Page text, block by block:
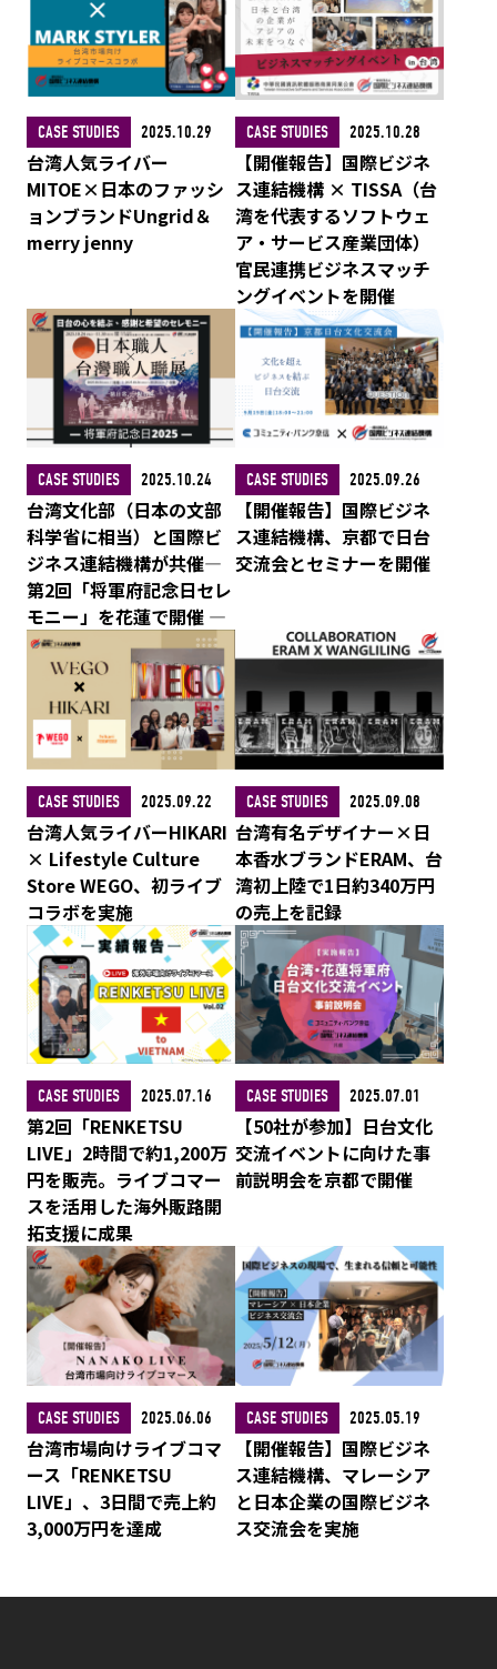
CASE STUDIES 2025.10.29
台湾人気ライバー
MITOE×日本のファッシ
ョンブランドUngrid＆
merry jenny
CASE STUDIES 2025.10.28
【開催報告】国際ビジネ
ス連結機構 × TISSA（台
湾を代表するソフトウェ
ア・サービス産業団体）
官民連携ビジネスマッチ
ングイベントを開催
CASE STUDIES 2025.10.24
台湾文化部（日本の文部
科学省に相当）と国際ビ
ジネス連結機構が共催―
第2回「将軍府記念日セレ
モニー」を花蓮で開催 ―
CASE STUDIES 2025.09.26
【開催報告】国際ビジネ
ス連結機構、京都で日台
交流会とセミナーを開催
CASE STUDIES 2025.09.22
台湾人気ライバーHIKARI
× Lifestyle Culture
Store WEGO、初ライブ
コラボを実施
CASE STUDIES 2025.09.08
台湾有名デザイナー×日
本香水ブランドERAM、台
湾初上陸で1日約340万円
の売上を記録
CASE STUDIES 2025.07.16
第2回「RENKETSU
LIVE」2時間で約1,200万
円を販売。ライブコマー
スを活用した海外販路開
拓支援に成果
CASE STUDIES 2025.07.01
【50社が参加】日台文化
交流イベントに向けた事
前説明会を京都で開催
CASE STUDIES 2025.06.06
台湾市場向けライブコマ
ース「RENKETSU
LIVE」、3日間で売上約
3,000万円を達成
CASE STUDIES 2025.05.19
【開催報告】国際ビジネ
ス連結機構、マレーシア
と日本企業の国際ビジネ
ス交流会を実施